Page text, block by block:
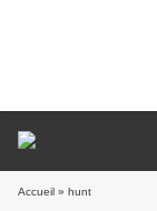
Accueil » hunt